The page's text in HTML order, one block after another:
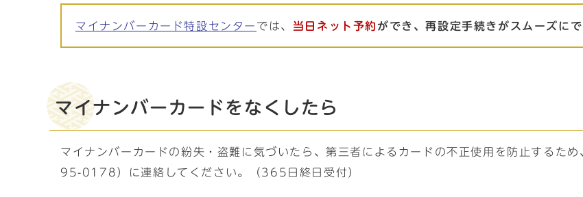
マイナンバーカード特設センター では、 当日ネット予約 ができ、再設定手続きがスムーズにで
マイナンバーカードをなくしたら
マイナンバーカードの紛失・盗難に気づいたら、第三者によるカードの不正使用を防止するた
95-0178）に連絡してください。（365日終日受付）